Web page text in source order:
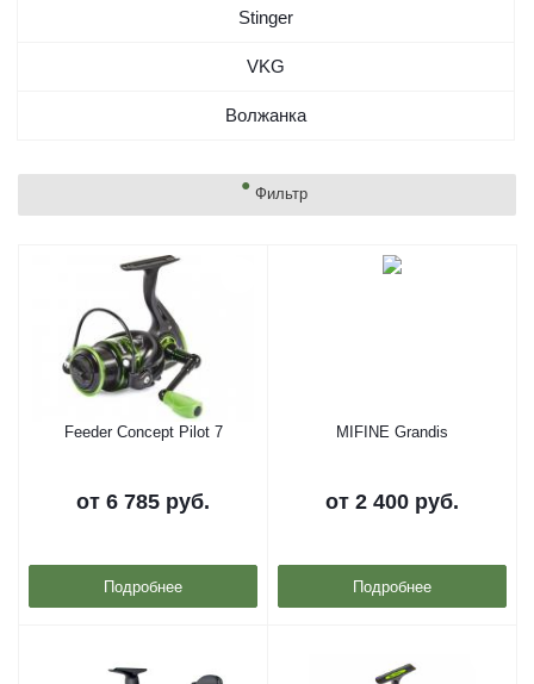
Stinger
VKG
Волжанка
Фильтр
Feeder Concept Pilot 7
от 6 785 руб.
Подробнее
MIFINE Grandis
от 2 400 руб.
Подробнее